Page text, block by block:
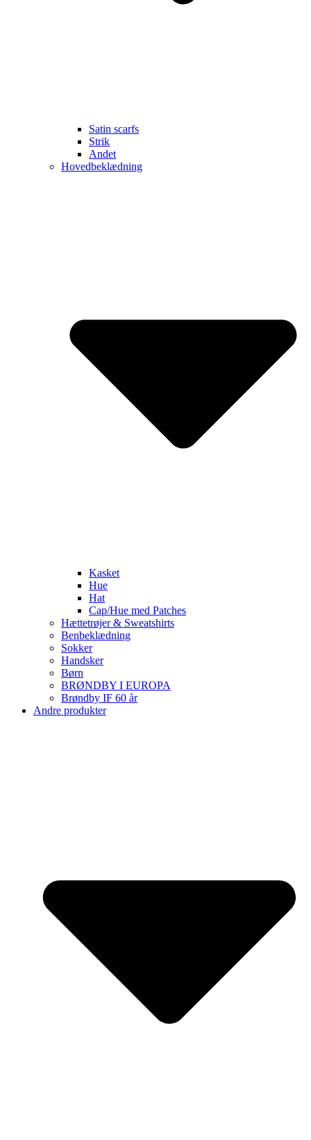
Satin scarfs
Strik
Andet
Hovedbeklædning
Kasket
Hue
Hat
Cap/Hue med Patches
Hættetrøjer & Sweatshirts
Benbeklædning
Sokker
Handsker
Børn
BRØNDBY I EUROPA
Brøndby IF 60 år
Andre produkter